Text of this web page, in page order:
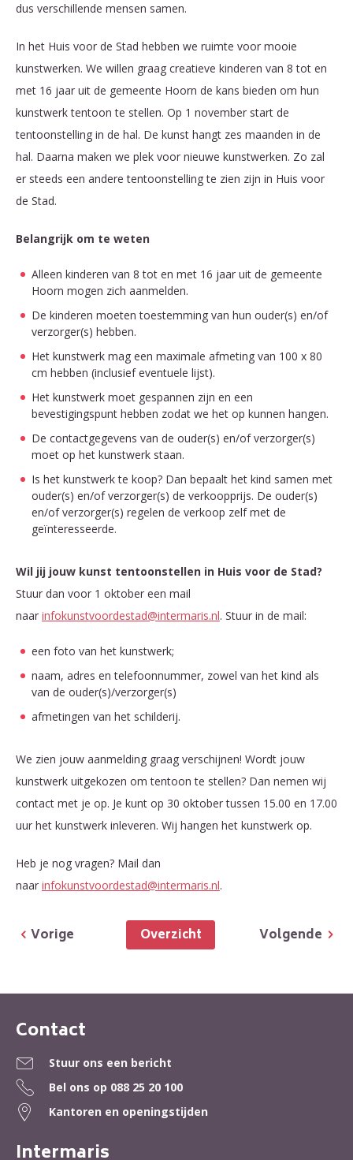
dus verschillende mensen samen.
In het Huis voor de Stad hebben we ruimte voor mooie
kunstwerken. We willen graag creatieve kinderen van 8 tot en
met 16 jaar uit de gemeente Hoorn de kans bieden om hun
kunstwerk tentoon te stellen. Op 1 november start de
tentoonstelling in de hal. De kunst hangt zes maanden in de
hal. Daarna maken we plek voor nieuwe kunstwerken. Zo zal
er steeds een andere tentoonstelling te zien zijn in Huis voor
de Stad.
Belangrijk om te weten
Alleen kinderen van 8 tot en met 16 jaar uit de gemeente
Hoorn mogen zich aanmelden.
De kinderen moeten toestemming van hun ouder(s) en/of
verzorger(s) hebben.
Het kunstwerk mag een maximale afmeting van 100 x 80
cm hebben (inclusief eventuele lijst).
Het kunstwerk moet gespannen zijn en een
bevestigingspunt hebben zodat we het op kunnen hangen.
De contactgegevens van de ouder(s) en/of verzorger(s)
moet op het kunstwerk staan.
Is het kunstwerk te koop? Dan bepaalt het kind samen met
ouder(s) en/of verzorger(s) de verkoopprijs. De ouder(s)
en/of verzorger(s) regelen de verkoop zelf met de
geïnteresseerde.
Wil jij jouw kunst tentoonstellen in Huis voor de Stad?
Stuur dan voor 1 oktober een mail
naar infokunstvoordestad@intermaris.nl. Stuur in de mail:
een foto van het kunstwerk;
naam, adres en telefoonnummer, zowel van het kind als
van de ouder(s)/verzorger(s)
afmetingen van het schilderij.
We zien jouw aanmelding graag verschijnen! Wordt jouw
kunstwerk uitgekozen om tentoon te stellen? Dan nemen wij
contact met je op. Je kunt op 30 oktober tussen 15.00 en 17.00
uur het kunstwerk inleveren. Wij hangen het kunstwerk op.
Heb je nog vragen? Mail dan
naar infokunstvoordestad@intermaris.nl.
Volgende
Overzicht
Vorige
Contactinformatie
Contact
Stuur ons een bericht
Bel ons op 088 25 20 100
Kantoren en openingstijden